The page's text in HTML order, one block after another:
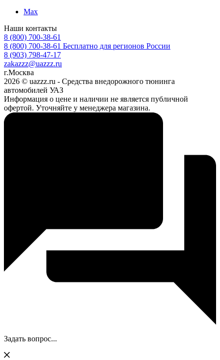
Max
Наши контакты
8 (800) 700-38-61
8 (800) 700-38-61 Бесплатно для регионов России
8 (903) 798-47-17
zakazzz@uazzz.ru
г.Москва
2026 © uazzz.ru - Средства внедорожного тюнинга
автомобилей УАЗ
Информация о цене и наличии не является публичной
офертой. Уточняйте у менеджера магазина.
Задать вопрос...